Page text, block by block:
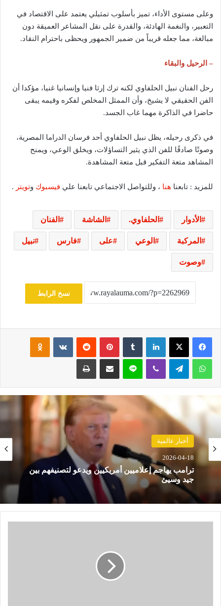
وعلى مستوى الأداء، تميز بأسلوب تمثيلي يعتمد على الاقتصاد في
التعبير، والنغمة الهادئة، والقدرة على نقل المشاعر العميقة دون
مبالغة، مما جعله قريباً من ضمير الجمهور ويحظى باحترام النقاد.
– الرحيل والبقاء
رحل الفنان نبيل الحلفاوي لكنه ترك إرثا فنيا وإنسانيا غنيا، مؤكدا أن
الفن الحقيقي لا يشيخ، وأن الممثل المخلص لفكره وقيمه يبقى
حاضرا في الذاكرة مهما غاب الجسد.
في ذكرى رحيله، يظل نبيل الحلفاوي أحد فرسان الدراما المصرية،
وصوتًا صادقًا للفن الذي يثير التساؤلات، ويخلق الوعي، ويمنح
المشاهد متعة التفكير قبل متعة المشاهدة.
للمزيد : تابعنا هنا ، وللتواصل الاجتماعي تابعنا علي فيسبوك وتويتر .
الأدوار الحلفاوي. الشاشة الفنان
المركبة الوعي على فارس نبيل
وصوت
نسخ الرابط
فيسبوك ‫X لينكدإن بينتيريست
واتساب تيلقرام لاين
2026-04-18
حوادث
2026-04-18
مصرع 8 أشخاص في تحطم مروحية بإندونيسيا بعد
دقائق من الإقلاع في جزيرة بورنيو